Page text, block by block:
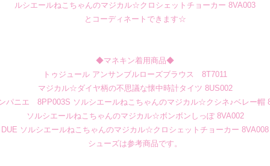
ルシエールねこちゃんのマジカル☆クロシェットチョーカー 8VA003
とコーディネートできます☆
◆マネキン着用商品◆
トゥジュール アンサンブルローズブラウス 8T7011
マジカル☆ダイヤ柄の不思議な懐中時計タイツ 8US002
パニエ 8PP003S ソルシエールねこちゃんのマジカル☆クシネ♪ベレー帽
ソルシエールねこちゃんのマジカル☆ボンボンしっぽ 8VA002
DUE ソルシエールねこちゃんのマジカル☆クロシェットチョーカー 8VA008
シューズは参考商品です。